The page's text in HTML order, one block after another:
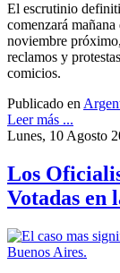
El escrutinio
comenzará
noviembre
reclamos y
comicios.
Publicado en
Leer más ...
Lunes, 10 Agosto
Los
Votadas en